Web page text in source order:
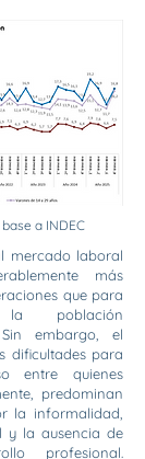
a INDEC
mercado laboral
más
que para
población
embargo, el
dificultades para
entre quienes
predominan
la informalidad,
y la ausencia de
profesional.